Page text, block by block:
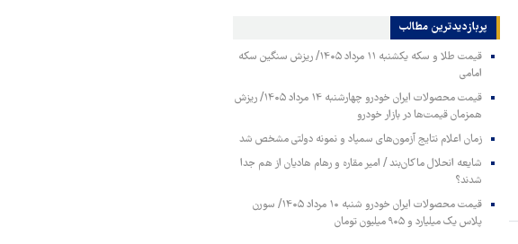
پربازدیدترین‌ مطالب
قیمت طلا و سکه یکشنبه ۱۱ مرداد ۱۴۰۵/ ریزش سنگین سکه
امامی
قیمت محصولات ایران خودرو چهارشنبه ۱۴ مرداد ۱۴۰۵/ ریزش
همزمان قیمت‌ها در بازار خودرو
زمان اعلام نتایج آزمون‌های سمپاد و نمونه دولتی مشخص شد
شایعه انحلال ماکان‌بند / امیر مقاره و رهام هادیان از هم جدا
شدند؟
قیمت محصولات ایران خودرو شنبه ۱۰ مرداد ۱۴۰۵/ سورن
پلاس یک میلیارد و ۹۰۵ میلیون تومان